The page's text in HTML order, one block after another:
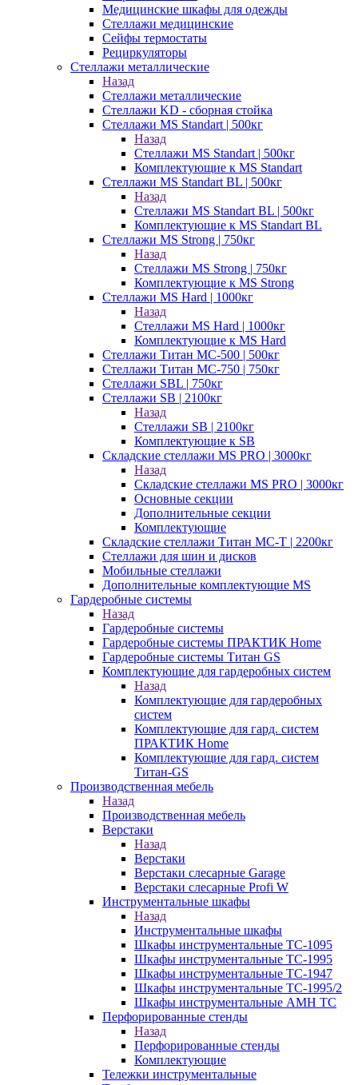
Медицинские шкафы для одежды
Стеллажи медицинские
Сейфы термостаты
Рециркуляторы
Стеллажи металлические
Назад
Стеллажи металлические
Стеллажи KD - сборная стойка
Стеллажи MS Standart | 500кг
Назад
Стеллажи MS Standart | 500кг
Комплектующие к MS Standart
Стеллажи MS Standart BL | 500кг
Назад
Стеллажи MS Standart BL | 500кг
Комплектующие к MS Standart BL
Стеллажи MS Strong | 750кг
Назад
Стеллажи MS Strong | 750кг
Комплектующие к MS Strong
Стеллажи MS Hard | 1000кг
Назад
Стеллажи MS Hard | 1000кг
Комплектующие к MS Hard
Стеллажи Титан МС-500 | 500кг
Стеллажи Титан МС-750 | 750кг
Стеллажи SBL | 750кг
Стеллажи SB | 2100кг
Назад
Стеллажи SB | 2100кг
Комплектующие к SB
Складские стеллажи MS PRO | 3000кг
Назад
Складские стеллажи MS PRO | 3000кг
Основные секции
Дополнительные секции
Комплектующие
Складские стеллажи Титан МС-Т | 2200кг
Стеллажи для шин и дисков
Мобильные стеллажи
Дополнительные комплектующие MS
Гардеробные системы
Назад
Гардеробные системы
Гардеробные системы ПРАКТИК Home
Гардеробные системы Титан GS
Комплектующие для гардеробных систем
Назад
Комплектующие для гардеробных
систем
Комплектующие для гард. систем
ПРАКТИК Home
Комплектующие для гард. систем
Титан-GS
Производственная мебель
Назад
Производственная мебель
Верстаки
Назад
Верстаки
Верстаки слесарные Garage
Верстаки слесарные Profi W
Инструментальные шкафы
Назад
Инструментальные шкафы
Шкафы инструментальные TC-1095
Шкафы инструментальные TC-1995
Шкафы инструментальные TC-1947
Шкафы инструментальные TC-1995/2
Шкафы инструментальные AMH TC
Перфорированные стенды
Назад
Перфорированные стенды
Комплектующие
Тележки инструментальные